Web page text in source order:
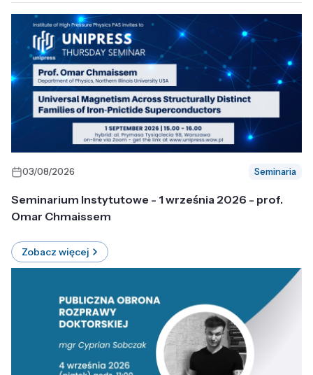
03/08/2026 Seminaria
Seminarium Instytutowe - 1 września 2026 - prof.
Omar Chmaissem
Zobacz więcej